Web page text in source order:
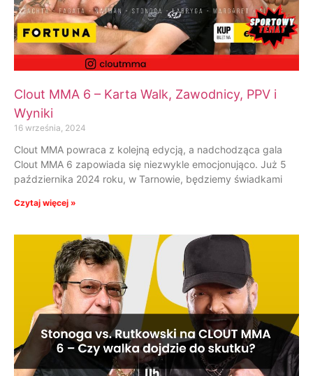
Clout MMA 6 – Karta Walk, Zawodnicy, PPV i
Wyniki
16 września, 2024
Clout MMA powraca z kolejną edycją, a nadchodząca gala
Clout MMA 6 zapowiada się niezwykle emocjonująco. Już 5
października 2024 roku, w Tarnowie, będziemy świadkami
Czytaj więcej »